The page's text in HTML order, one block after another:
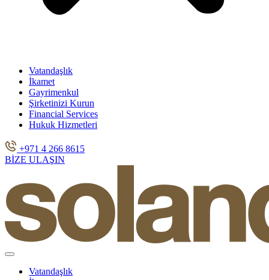
Vatandaşlık
İkamet
Gayrimenkul
Şirketinizi Kurun
Financial Services
Hukuk Hizmetleri
+971 4 266 8615
BİZE ULAŞIN
Vatandaşlık